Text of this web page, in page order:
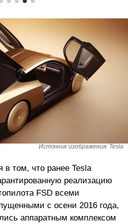
Источник изображения: Tesla
в том, что ранее Tesla
реализацию
FSD всеми
с осени 2016 года,
аппаратным комплексом